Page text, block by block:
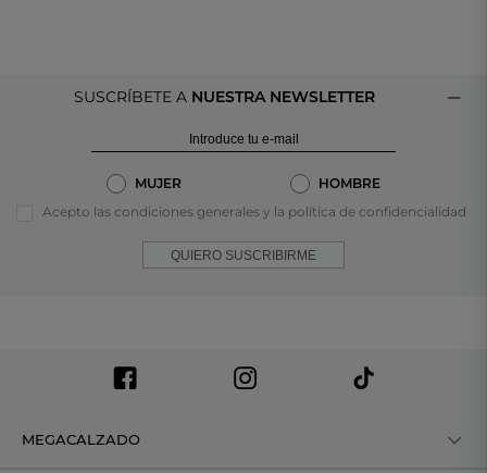
SUSCRÍBETE A NUESTRA NEWSLETTER
MUJER
HOMBRE
Acepto las condiciones generales y la política de confidencialidad
QUIERO SUSCRIBIRME
MEGACALZADO